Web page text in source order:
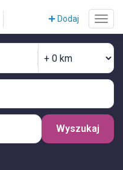
Dodaj
Wyszukaj